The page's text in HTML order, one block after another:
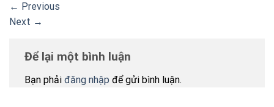
← Previous
Next →
Để lại một bình luận
Bạn phải đăng nhập để gửi bình luận.